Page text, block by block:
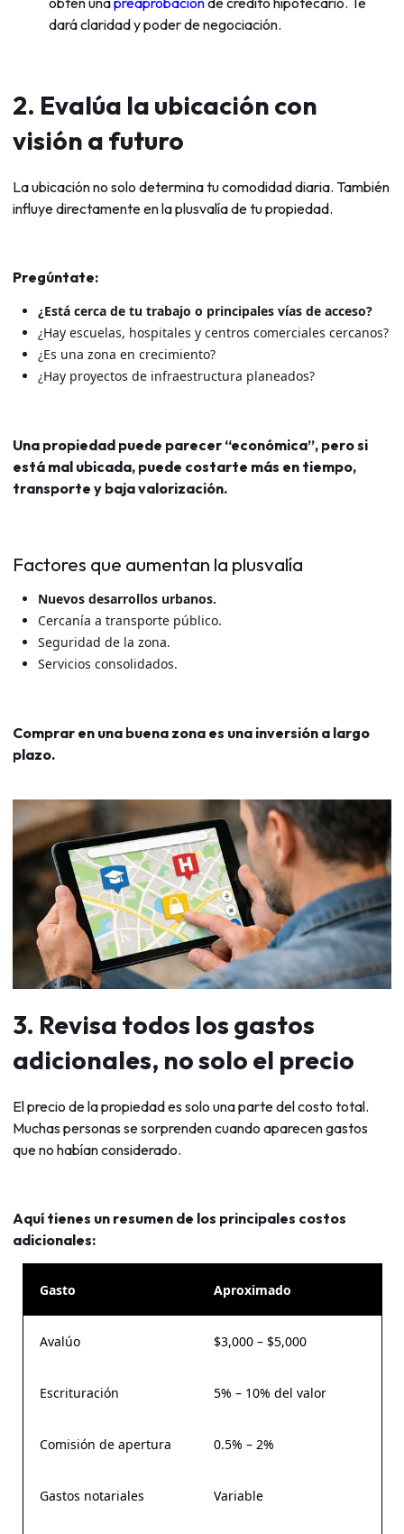
dará claridad y poder de negociación.
2. Evalúa la ubicación con
visión a futuro
La ubicación no solo determina tu comodidad diaria. También
influye directamente en la plusvalía de tu propiedad.
Pregúntate:
¿Está cerca de tu trabajo o principales vías de acceso?
¿Hay escuelas, hospitales y centros comerciales cercanos?
¿Es una zona en crecimiento?
¿Hay proyectos de infraestructura planeados?
Una propiedad puede parecer “económica”, pero si
está mal ubicada, puede costarte más en tiempo,
transporte y baja valorización.
Factores que aumentan la plusvalía
Nuevos desarrollos urbanos.
Cercanía a transporte público.
Seguridad de la zona.
Servicios consolidados.
Comprar en una buena zona es una inversión a largo
plazo.
3. Revisa todos los gastos
adicionales, no solo el precio
El precio de la propiedad es solo una parte del costo total.
Muchas personas se sorprenden cuando aparecen gastos
que no habían considerado.
Aquí tienes un resumen de los principales costos
adicionales:
Gasto Aproximado
Avalúo $3,000 – $5,000
Escrituración 5% – 10% del valor
Comisión de apertura 0.5% – 2%
Gastos notariales Variable